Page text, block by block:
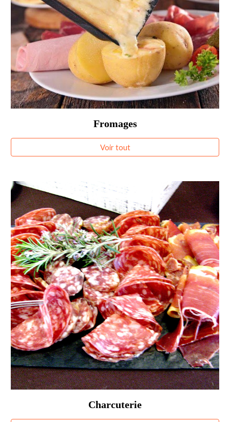
Fromages
Voir tout
Charcuterie